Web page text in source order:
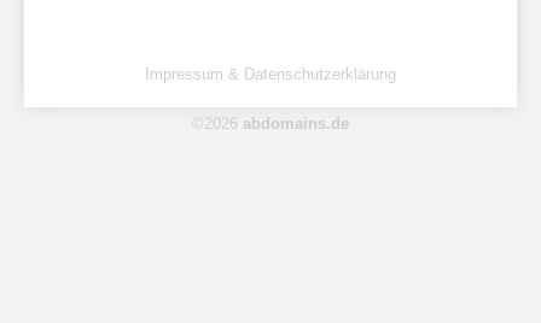
Impressum & Datenschutzerklärung
©2026 abdomains.de